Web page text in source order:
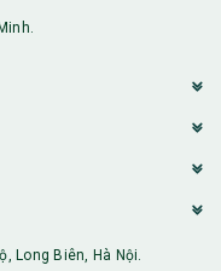
Long Biên, Hà Nội.